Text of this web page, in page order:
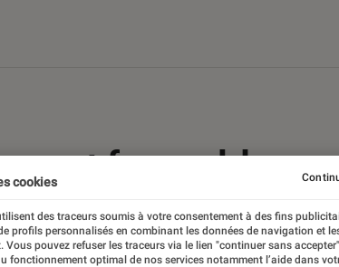
favorables
d’identité
cookies
des traceurs soumis à votre consentement à des fins
profils personnalisés en combinant les données de navigation et
Vous pouvez refuser les traceurs via le lien "continuer sans
fonctionnement optimal de nos services notamment l’aide dans